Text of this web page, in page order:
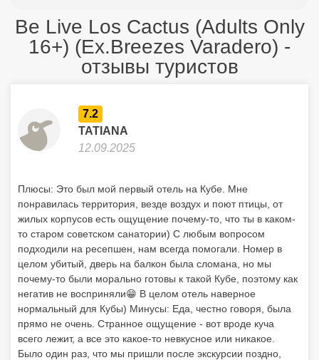
Be Live Los Cactus (Adults Only
16+) (Ex.Breezes Varadero) -
отзывы туристов
7.2
TATIANA
12.09.2025
Плюсы: Это был мой первый отель на Кубе. Мне
понравилась территория, везде воздух и поют птицы, от
жилых корпусов есть ощущение почему-то, что ты в каком-
то старом советском санатории) С любым вопросом
подходили на ресепшен, нам всегда помогали. Номер в
целом убитый, дверь на балкон была сломана, но мы
почему-то были морально готовы к такой Кубе, поэтому как
негатив не восприняли😁 В целом отель наверное
нормальный для Кубы) Минусы: Еда, честно говоря, была
прямо не очень. Странное ощущение - вот вроде куча
всего лежит, а все это какое-то невкусное или никакое.
Было один раз, что мы пришли после экскурсии поздно,